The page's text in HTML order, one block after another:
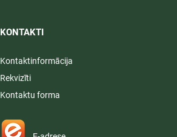
KONTAKTI​
Kontaktinformācija
Rekvizīti
Kontaktu forma